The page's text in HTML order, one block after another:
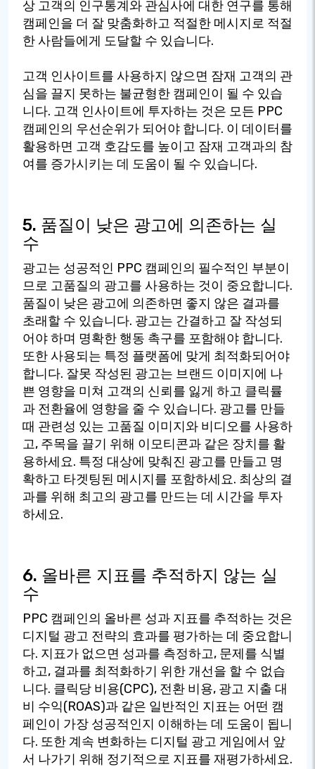
상 고객의 인구통계와 관심사에 대한 연구를 통해
캠페인을 더 잘 맞춤화하고 적절한 메시지로 적절
한 사람들에게 도달할 수 있습니다.
고객 인사이트를 사용하지 않으면 잠재 고객의 관
심을 끌지 못하는 불균형한 캠페인이 될 수 있습
니다. 고객 인사이트에 투자하는 것은 모든 PPC
캠페인의 우선순위가 되어야 합니다. 이 데이터를
활용하면 고객 호감도를 높이고 잠재 고객과의 참
여를 증가시키는 데 도움이 될 수 있습니다.
5. 품질이 낮은 광고에 의존하는 실
수
광고는 성공적인 PPC 캠페인의 필수적인 부분이
므로 고품질의 광고를 사용하는 것이 중요합니다.
품질이 낮은 광고에 의존하면 좋지 않은 결과를
초래할 수 있습니다. 광고는 간결하고 잘 작성되
어야 하며 명확한 행동 촉구를 포함해야 합니다.
또한 사용되는 특정 플랫폼에 맞게 최적화되어야
합니다. 잘못 작성된 광고는 브랜드 이미지에 나
쁜 영향을 미쳐 고객의 신뢰를 잃게 하고 클릭률
과 전환율에 영향을 줄 수 있습니다. 광고를 만들
때 관련성 있는 고품질 이미지와 비디오를 사용하
고, 주목을 끌기 위해 이모티콘과 같은 장치를 활
용하세요. 특정 대상에 맞춰진 광고를 만들고 명
확하고 타겟팅된 메시지를 포함하세요. 최상의 결
과를 위해 최고의 광고를 만드는 데 시간을 투자
하세요.
6. 올바른 지표를 추적하지 않는 실
수
PPC 캠페인의 올바른 성과 지표를 추적하는 것은
디지털 광고 전략의 효과를 평가하는 데 중요합니
다. 지표가 없으면 성과를 측정하고, 문제를 식별
하고, 결과를 최적화하기 위한 개선을 할 수 없습
니다. 클릭당 비용(CPC), 전환 비용, 광고 지출 대
비 수익(ROAS)과 같은 일반적인 지표는 어떤 캠
페인이 가장 성공적인지 이해하는 데 도움이 됩니
다. 또한 계속 변화하는 디지털 광고 게임에서 앞
서 나가기 위해 정기적으로 지표를 재평가하세요.